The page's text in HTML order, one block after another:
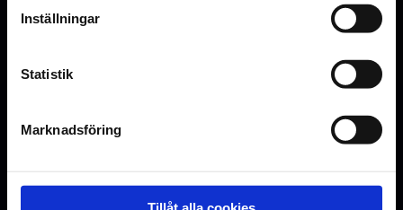
Inställningar
Statistik
MarknadsföringInga visningar i Malmö just nu
November 2026. Visningstider
publiceras här när premiären närmar